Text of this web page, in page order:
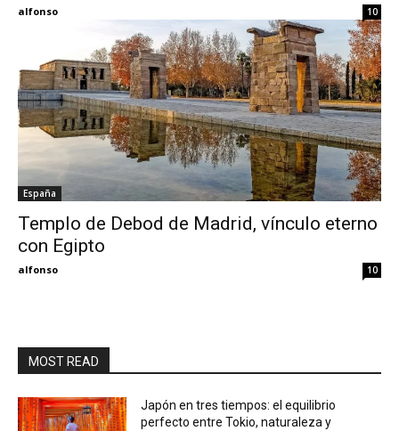
alfonso 10
España
Templo de Debod de Madrid, vínculo eterno
con Egipto
alfonso 10
MOST READ
Japón en tres tiempos: el equilibrio
perfecto entre Tokio, naturaleza y